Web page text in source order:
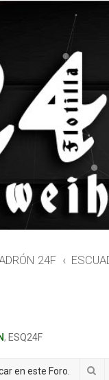
24F
, ESQ24F